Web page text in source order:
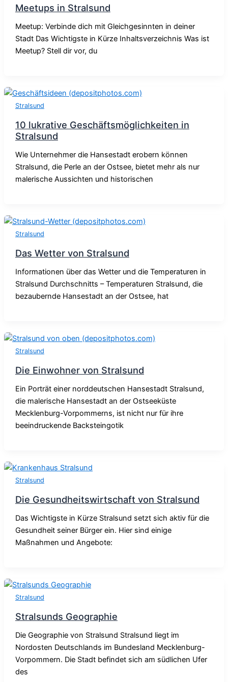
Meetups in Stralsund
Meetup: Verbinde dich mit Gleichgesinnten in deiner
Stadt Das Wichtigste in Kürze Inhaltsverzeichnis Was ist
Meetup? Stell dir vor, du
Stralsund
10 lukrative Geschäftsmöglichkeiten in
Stralsund
Wie Unternehmer die Hansestadt erobern können
Stralsund, die Perle an der Ostsee, bietet mehr als nur
malerische Aussichten und historischen
Stralsund
Das Wetter von Stralsund
Informationen über das Wetter und die Temperaturen in
Stralsund Durchschnitts – Temperaturen Stralsund, die
bezaubernde Hansestadt an der Ostsee, hat
Stralsund
Die Einwohner von Stralsund
Ein Porträt einer norddeutschen Hansestadt Stralsund,
die malerische Hansestadt an der Ostseeküste
Mecklenburg-Vorpommerns, ist nicht nur für ihre
beeindruckende Backsteingotik
Stralsund
Die Gesundheitswirtschaft von Stralsund
Das Wichtigste in Kürze Stralsund setzt sich aktiv für die
Gesundheit seiner Bürger ein. Hier sind einige
Maßnahmen und Angebote:
Stralsund
Stralsunds Geographie
Die Geographie von Stralsund Stralsund liegt im
Nordosten Deutschlands im Bundesland Mecklenburg-
Vorpommern. Die Stadt befindet sich am südlichen Ufer
des